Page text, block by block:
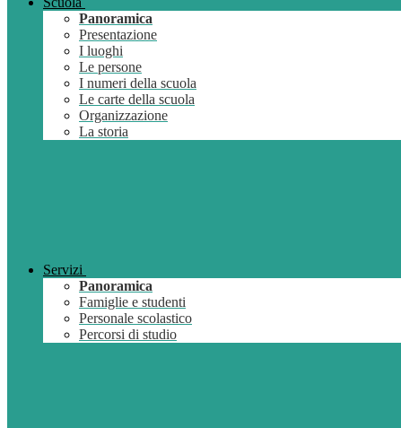
Panoramica
Presentazione
I luoghi
Le persone
I numeri della scuola
Le carte della scuola
Organizzazione
La storia
Servizi
Panoramica
Famiglie e studenti
Personale scolastico
Percorsi di studio